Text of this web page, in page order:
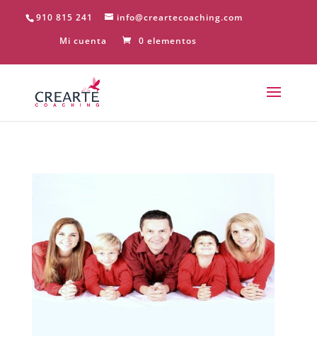
910 815 241
info@creartecoaching.com
Mi cuenta
0 elementos